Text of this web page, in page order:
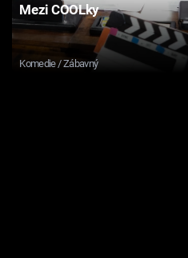
Mezi COOLky
Komedie / Zábavný